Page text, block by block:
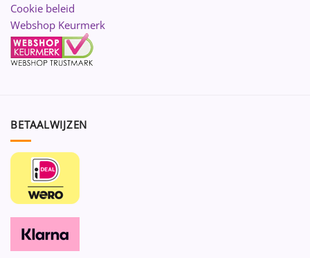
Cookie beleid
Webshop Keurmerk
BETAALWIJZEN